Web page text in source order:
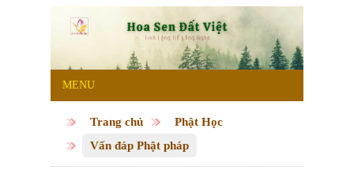
MENU
Trang chủ
Phật Học
Vấn đáp Phật pháp